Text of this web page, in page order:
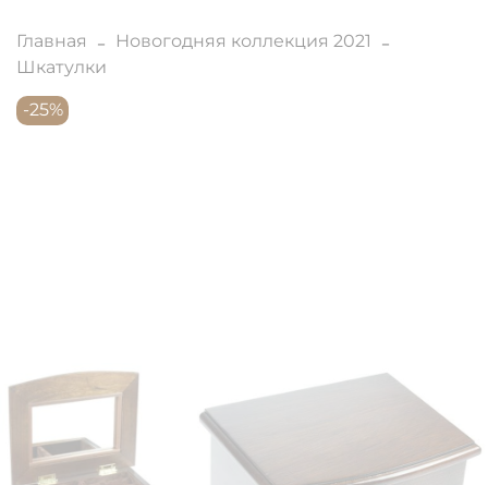
Главная
Новогодняя коллекция 2021
Шкатулки
-25%